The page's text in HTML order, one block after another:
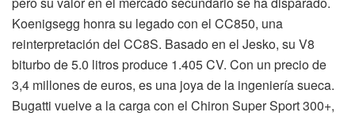
Koenigsegg honra su legado con el CC850, una
reinterpretación del CC8S. Basado en el Jesko, su V8
biturbo de 5.0 litros produce 1.405 CV. Con un precio de
3,4 millones de euros, es una joya de la ingeniería sueca.
Bugatti vuelve a la carga con el Chiron Super Sport 300+,